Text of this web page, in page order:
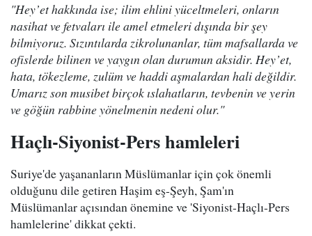
"Hey’et hakkında ise; ilim ehlini yüceltmeleri, onların
nasihat ve fetvaları ile amel etmeleri dışında bir şey
bilmiyoruz. Sızıntılarda zikrolunanlar, tüm mafsallarda ve
ofislerde bilinen ve yaygın olan durumun aksidir. Hey’et,
hata, tökezleme, zulüm ve haddi aşmalardan hali değildir.
Umarız son musibet birçok ıslahatların, tevbenin ve yerin
ve göğün rabbine yönelmenin nedeni olur."
Haçlı-Siyonist-Pers hamleleri
Suriye'de yaşananların Müslümanlar için çok önemli
olduğunu dile getiren Haşim eş-Şeyh, Şam'ın
Müslümanlar açısından önemine ve 'Siyonist-Haçlı-Pers
hamlelerine' dikkat çekti.